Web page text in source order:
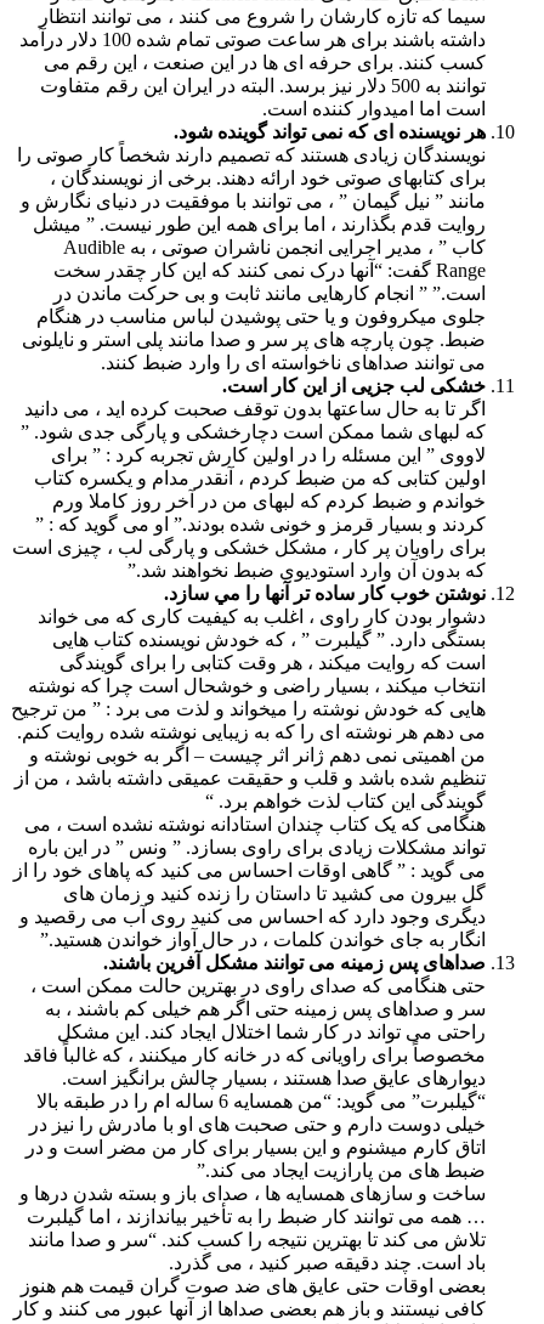
سیما که تازه کارشان را شروع می کنند ، می توانند انتظار
داشته باشند برای هر ساعت صوتی تمام شده 100 دلار درآمد
کسب کنند. برای حرفه ای ها در این صنعت ، این رقم می
توانند به 500 دلار نیز برسد. البته در ایران این رقم متفاوت
است اما امیدوار کننده است.
هر نویسنده ای که نمی تواند گوینده شود.
نویسندگان زیادی هستند که تصمیم دارند شخصاً کار صوتی را
برای کتابهای صوتی خود ارائه دهند. برخی از نویسندگان ،
مانند ” نیل گیمان ” ، می توانند با موفقیت در دنیای نگارش و
روایت قدم بگذارند ، اما برای همه این طور نیست. ” میشل
کاب ” ، مدیر اجرایی انجمن ناشران صوتی ، به Audible
Range گفت: “آنها درک نمی کنند که این کار چقدر سخت
است.” ” انجام کارهایی مانند ثابت و بی حرکت ماندن در
جلوی میکروفون و یا حتی پوشیدن لباس مناسب در هنگام
ضبط. چون پارچه های پر سر و صدا مانند پلی استر و نایلونی
می توانند صداهای ناخواسته ای را وارد ضبط کنند.
خشکی لب جزیی از این کار است.
اگر تا به حال ساعتها بدون توقف صحبت کرده اید ، می دانید
که لبهای شما ممکن است دچارخشکی و پارگی جدی شود. ”
لاووی ” این مسئله را در اولین کارش تجربه کرد : ” برای
اولین كتابی كه من ضبط كردم ، آنقدر مدام و یکسره کتاب
خواندم و ضبط کردم که لبهای من در آخر روز کاملا ورم
کردند و بسیار قرمز و خونی شده بودند.” او می گوید که : ”
برای راویان پر کار ، مشکل خشکی و پارگی لب ، چیزی است
که بدون آن وارد استودیوی ضبط نخواهند شد.”
نوشتن خوب کار ساده تر آنها را مي سازد.
دشوار بودن کار راوی ، اغلب به کیفیت کاری که می خواند
بستگی دارد. ” گیلبرت ” ، که خودش نویسنده کتاب هایی
است که روایت میکند ، هر وقت کتابی را برای گویندگی
انتخاب میکند ، بسیار راضی و خوشحال است چرا که نوشته
هایی که خودش نوشته را میخواند و لذت می برد : ” من ترجیح
می دهم هر نوشته ای را که به زیبایی نوشته شده روایت کنم.
من اهمیتی نمی دهم ژانر اثر چیست – اگر به خوبی نوشته و
تنظیم شده باشد و قلب و حقیقت عمیقی داشته باشد ، من از
گویندگی این کتاب لذت خواهم برد. “
هنگامی که یک کتاب چندان استادانه نوشته نشده است ، می
تواند مشکلات زیادی برای راوی بسازد. ” ونس ” در این باره
می گوید : ” گاهی اوقات احساس می کنید که پاهای خود را از
گل بیرون می کشید تا داستان را زنده کنید و زمان های
دیگری وجود دارد که احساس می کنید روی آب می رقصید و
انگار به جای خواندن کلمات ، در حال آواز خواندن هستید.”
صداهای پس زمینه می توانند مشکل آفرین باشند.
حتی هنگامی که صدای راوی در بهترین حالت ممکن است ،
سر و صداهای پس زمینه حتی اگر هم خیلی کم باشند ، به
راحتی می تواند در کار شما اختلال ایجاد کند. این مشکل
مخصوصاً برای راویانی که در خانه کار میکنند ، که غالباً فاقد
دیوارهای عایق صدا هستند ، بسیار چالش برانگیز است.
“گیلبرت” می گوید: “من همسایه 6 ساله ام را در طبقه بالا
خیلی دوست دارم و حتی صحبت های او با مادرش را نیز در
اتاق کارم میشنوم و این بسیار برای کار من مضر است و در
ضبط های من پارازیت ایجاد می کند.”
ساخت و سازهای همسایه ها ، صدای باز و بسته شدن درها و
… همه می توانند کار ضبط را به تأخیر بیاندازند ، اما گیلبرت
تلاش می کند تا بهترین نتیجه را کسب کند. “سر و صدا مانند
باد است. چند دقیقه صبر کنید ، می گذرد.
بعضی اوقات حتی عایق های ضد صوت گران قیمت هم هنوز
کافی نیستند و باز هم بعضی صداها از آنها عبور می کنند و کار